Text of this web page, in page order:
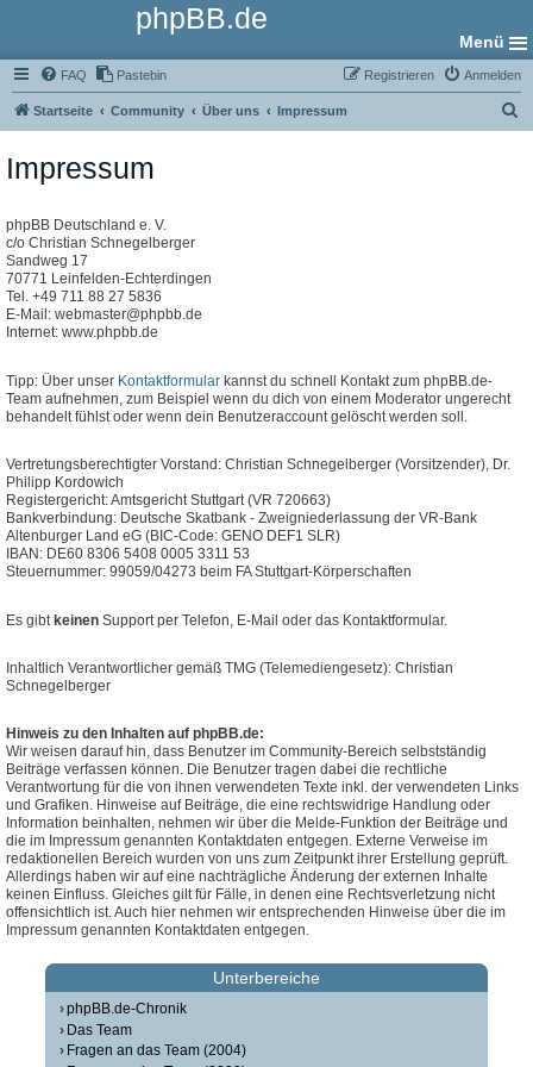
phpBB.de
Menü
FAQ Pastebin Anmelden
Registrieren
Startseite Community Über uns Impressum
Impressum
phpBB Deutschland e. V.
c/o Christian Schnegelberger
Sandweg 17
70771 Leinfelden-Echterdingen
Tel. +49 711 88 27 5836
E-Mail: webmaster@phpbb.de
Internet: www.phpbb.de
Tipp: Über unser Kontaktformular kannst du schnell Kontakt zum phpBB.de-
Team aufnehmen, zum Beispiel wenn du dich von einem Moderator ungerecht
behandelt fühlst oder wenn dein Benutzeraccount gelöscht werden soll.
Vertretungsberechtigter Vorstand: Christian Schnegelberger (Vorsitzender), Dr.
Philipp Kordowich
Registergericht: Amtsgericht Stuttgart (VR 720663)
Bankverbindung: Deutsche Skatbank - Zweigniederlassung der VR-Bank
Altenburger Land eG (BIC-Code: GENO DEF1 SLR)
IBAN: DE60 8306 5408 0005 3311 53
Steuernummer: 99059/04273 beim FA Stuttgart-Körperschaften
Es gibt keinen Support per Telefon, E-Mail oder das Kontaktformular.
Inhaltlich Verantwortlicher gemäß TMG (Telemediengesetz): Christian
Schnegelberger
Hinweis zu den Inhalten auf phpBB.de:
Wir weisen darauf hin, dass Benutzer im Community-Bereich selbstständig
Beiträge verfassen können. Die Benutzer tragen dabei die rechtliche
Verantwortung für die von ihnen verwendeten Texte inkl. der verwendeten Links
und Grafiken. Hinweise auf Beiträge, die eine rechtswidrige Handlung oder
Information beinhalten, nehmen wir über die Melde-Funktion der Beiträge und
die im Impressum genannten Kontaktdaten entgegen. Externe Verweise im
redaktionellen Bereich wurden von uns zum Zeitpunkt ihrer Erstellung geprüft.
Allerdings haben wir auf eine nachträgliche Änderung der externen Inhalte
keinen Einfluss. Gleiches gilt für Fälle, in denen eine Rechtsverletzung nicht
offensichtlich ist. Auch hier nehmen wir entsprechenden Hinweise über die im
Impressum genannten Kontaktdaten entgegen.
Unterbereiche
phpBB.de-Chronik
Das Team
Fragen an das Team (2004)